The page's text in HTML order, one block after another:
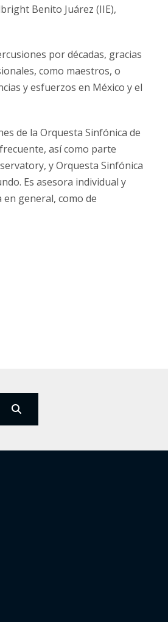
Benito Juárez (IIE),
por décadas, gracias
como maestros, o
y esfuerzos en México y el
de la Orquesta Sinfónica de
así como parte
y Orquesta Sinfónica
Es asesora individual y
general, como de